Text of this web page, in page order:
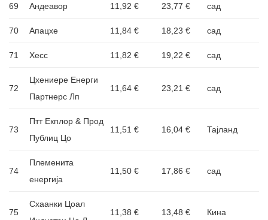
69 Андеавор 11,92 € 23,77 € сад
70 Апацхе 11,84 € 18,23 € сад
71 Хесс 11,82 € 19,22 € сад
72
Цхениере Енерги
Партнерс Лп
11,64 € 23,21 € сад
73
Птт Екплор & Прод
Публиц Цо
11,51 € 16,04 € Тајланд
74
Племенита
енергија
11,50 € 17,86 € сад
75
Схаанки Цоал
11,38 € 13,48 € Кина